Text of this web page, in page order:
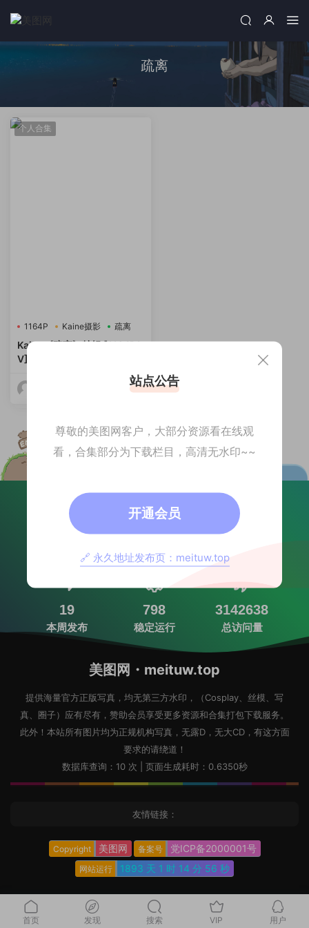
疏离
个人合集
1164P Kaine摄影 疏离
Kaine《疏离》特辑 [1164P1
V][22GB]​
2026-07-07
文章数目 注册用户
19
本周发布
798
稳定运行
3142638
总访问量
美图网・meituw.top
提供海量官方正版写真，均无第三方水印，（Cosplay、丝模、写
真、圈子）应有尽有，赞助会员享受更多资源和合集打包下载服务。
此外！本站所有图片均为正规机构写真，无露D，无大CD，有这方面
要求的请绕道！
数据库查询：10 次 | 页面生成耗时：0.6350秒
友情链接：
Copyright 美图网 备案号 党ICP备2000001号
网站运行 1893 天 1 时 14 分 57 秒
首页 发现 搜索 VIP 用户
站点公告
尊敬的美图网客户，大部分资源看在线观
看，合集部分为下载栏目，高清无水印~~
开通会员
🔗 永久地址发布页：meituw.top